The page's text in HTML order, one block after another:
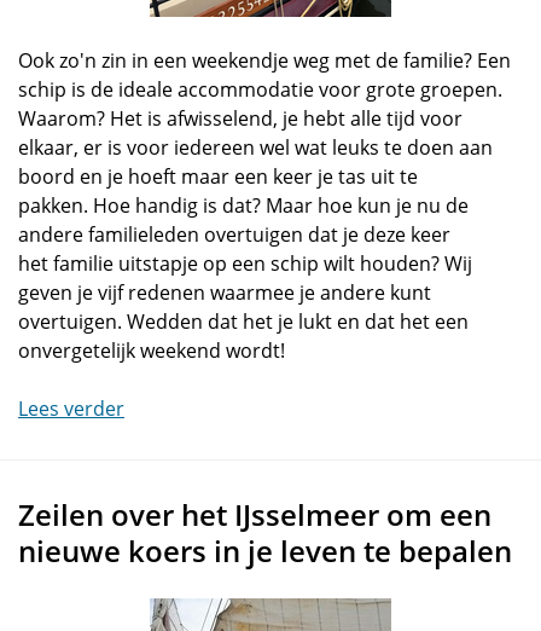
Ook zo'n zin in een weekendje weg met de familie? Een
schip is de ideale accommodatie voor grote groepen.
Waarom? Het is afwisselend, je hebt alle tijd voor
elkaar, er is voor iedereen wel wat leuks te doen aan
boord en je hoeft maar een keer je tas uit te
pakken. Hoe handig is dat? Maar hoe kun je nu de
andere familieleden overtuigen dat je deze keer
het familie uitstapje op een schip wilt houden? Wij
geven je vijf redenen waarmee je andere kunt
overtuigen. Wedden dat het je lukt en dat het een
onvergetelijk weekend wordt!
Lees verder
Zeilen over het IJsselmeer om een
nieuwe koers in je leven te bepalen